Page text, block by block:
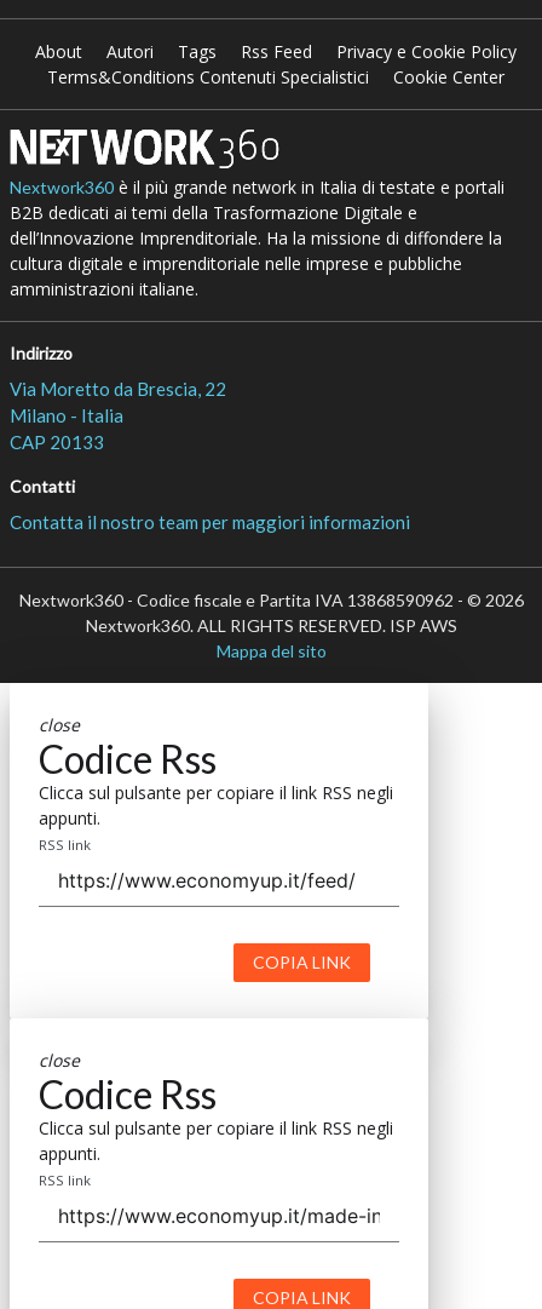
About Autori Tags Rss Feed
Privacy e Cookie Policy
Terms&Conditions Contenuti Specialistici
Cookie Center
Nextwork360è il più grande network in Italia di testate e portali
B2B dedicati ai temi della Trasformazione Digitale e
dell’Innovazione Imprenditoriale. Ha la missione di diffondere la
cultura digitale e imprenditoriale nelle imprese e pubbliche
amministrazioni italiane.
Indirizzo
Via Moretto da Brescia, 22
Milano - Italia
CAP 20133
Contatti
Contatta il nostro team per maggiori informazioni
Nextwork360 - Codice fiscale e Partita IVA 13868590962 - © 2026
Nextwork360. ALL RIGHTS RESERVED. ISP AWS
Mappa del sito
close
Codice Rss
Clicca sul pulsante per copiare il link RSS negli
appunti.
RSS link
COPIA LINK
close
Codice Rss
Clicca sul pulsante per copiare il link RSS negli
appunti.
RSS link
COPIA LINK